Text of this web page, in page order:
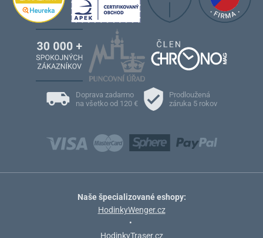
Doprava zadarmo
na všetko od 120 €
Prodloužená
záruka 5 rokov
Naše špecializované eshopy:
HodinkyWenger.cz
•
HodinkyTraser.cz